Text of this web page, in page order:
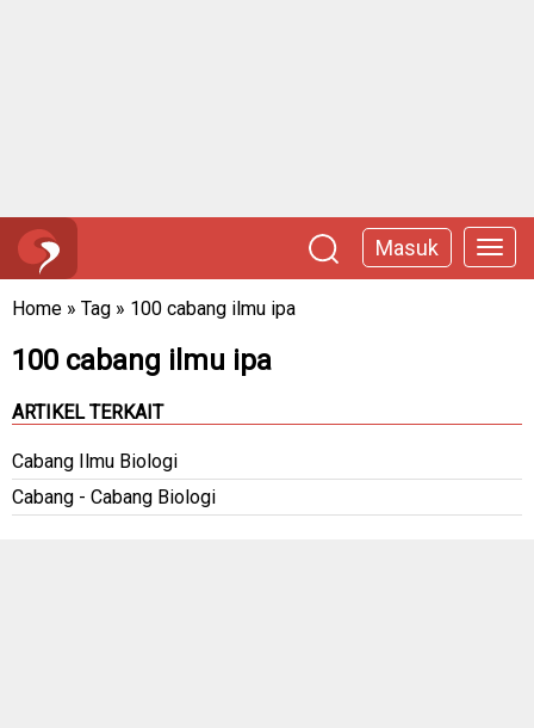
Masuk
Home » Tag » 100 cabang ilmu ipa
100 cabang ilmu ipa
ARTIKEL TERKAIT
Cabang Ilmu Biologi
Cabang - Cabang Biologi